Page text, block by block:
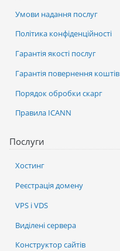
Послуги
Хостинг
Реєстрація домену
VPS і VDS
Виділені сервера
Конструктор сайтів
Умови надання послуг
Політика конфіденційності
Гарантія якості послуг
Гарантія повернення коштів
Порядок обробки скарг
Правила ICANN